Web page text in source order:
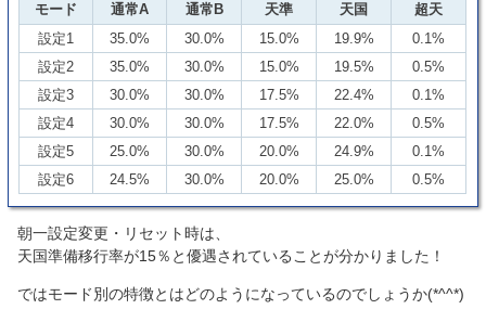
モード 通常A 通常B 天準 天国
超天
設定1
35.0% 30.0% 15.0% 19.9%
0.1%
設定2
35.0% 30.0% 15.0% 19.5%
0.5%
設定3
30.0% 30.0% 17.5% 22.4%
0.1%
設定4
30.0% 30.0% 17.5% 22.0%
0.5%
設定5
25.0% 30.0% 20.0% 24.9%
0.1%
設定6
24.5% 30.0% 20.0% 25.0% 0.5%
朝一設定変更・リセット時は、
天国準備移行率が15％と優遇されていることが分かりました！
ではモード別の特徴とはどのようになっているのでしょうか(*^^*)